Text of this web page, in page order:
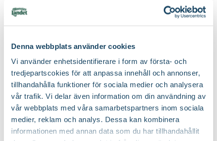
Denna webbplats använder cookies
Vi använder enhetsidentifierare i form av första- och
tredjepartscokies för att anpassa innehåll och annonser,
tillhandahålla funktioner för sociala medier och analysera
vår trafik. Vi delar även information om din användning av
vår webbplats med våra samarbetspartners inom sociala
medier, reklam och analys. Dessa kan kombinera
informationen med annan data som du har tillhandahållit
Hasselfors Ros &
perennjord
Hasselfors Garden
79
Bred planteringsspade
Blomsterlandet
59 90
Online